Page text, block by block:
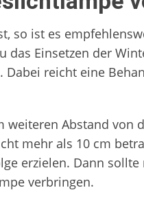
so ist es
das Einsetzen der
reicht eine
Abstand von
mehr als 10 cm
erzielen. Dann
verbringen.